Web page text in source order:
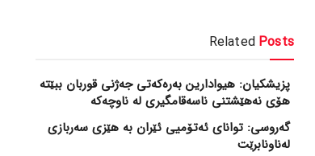
Related Posts
پزیشکیان: هیوادارین بەرەکەتی جەژنی قوربان ببێتە
هۆی نەهێشتنی ناسەقامگیری لە ناوچەکە
گەروسی: توانای ئەتۆمیی ئێران بە هێزی سەربازی
لەناونابرێت